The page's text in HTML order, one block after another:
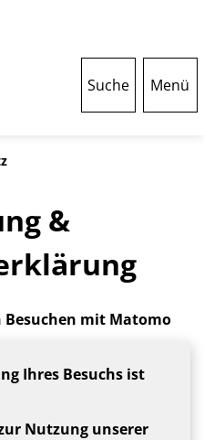
Suche Menü
&
Besuchen mit Matomo
Ihres Besuchs ist
Nutzung unserer